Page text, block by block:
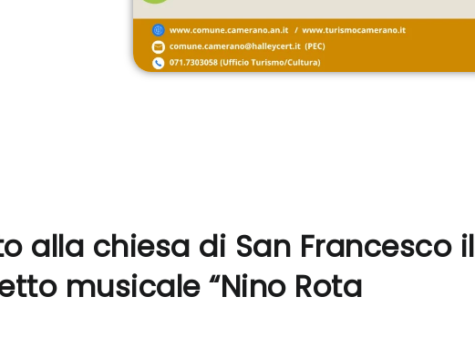
alla chiesa di San Francesco il
musicale “Nino Rota